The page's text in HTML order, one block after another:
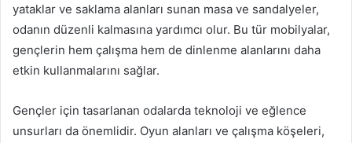
yataklar ve saklama alanları sunan masa ve sandalyeler,
odanın düzenli kalmasına yardımcı olur. Bu tür mobilyalar,
gençlerin hem çalışma hem de dinlenme alanlarını daha
etkin kullanmalarını sağlar.
Gençler için tasarlanan odalarda teknoloji ve eğlence
unsurları da önemlidir. Oyun alanları ve çalışma köşeleri,